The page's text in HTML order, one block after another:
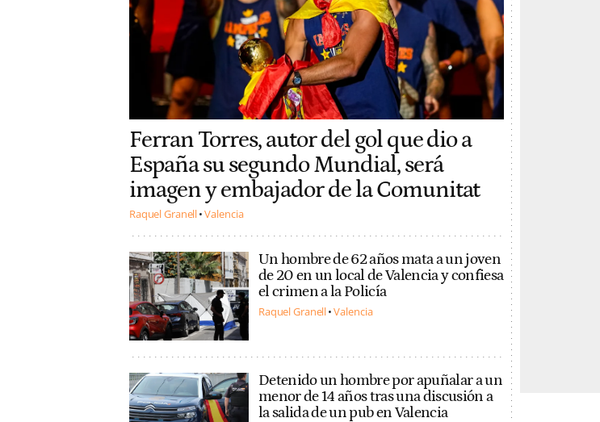
Ferran Torres, autor del gol que dio a
España su segundo Mundial, será
imagen y embajador de la Comunitat
Raquel Granell Valencia
Un hombre de 62 años mata a un joven
de 20 en un local de Valencia y confiesa
el crimen a la Policía
Raquel Granell Valencia
Detenido un hombre por apuñalar a un
menor de 14 años tras una discusión a
la salida de un pub en Valencia